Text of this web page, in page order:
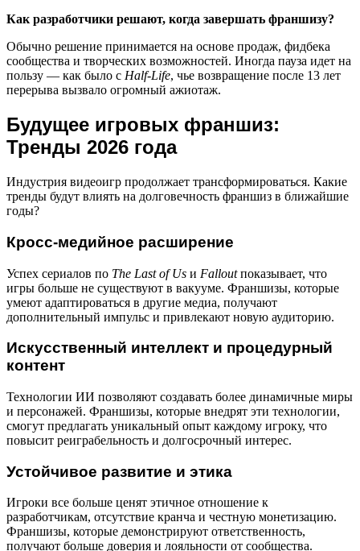
Как разработчики решают, когда завершать франшизу?
Обычно решение принимается на основе продаж, фидбека
сообщества и творческих возможностей. Иногда пауза идет на
пользу — как было с Half-Life, чье возвращение после 13 лет
перерыва вызвало огромный ажиотаж.
Будущее игровых франшиз:
Тренды 2026 года
Индустрия видеоигр продолжает трансформироваться. Какие
тренды будут влиять на долговечность франшиз в ближайшие
годы?
Кросс-медийное расширение
Успех сериалов по The Last of Us и Falloutпоказывает, что
игры больше не существуют в вакууме. Франшизы, которые
умеют адаптироваться в другие медиа, получают
дополнительный импульс и привлекают новую аудиторию.
Искусственный интеллект и процедурный
контент
Технологии ИИ позволяют создавать более динамичные миры
и персонажей. Франшизы, которые внедрят эти технологии,
смогут предлагать уникальный опыт каждому игроку, что
повысит реиграбельность и долгосрочный интерес.
Устойчивое развитие и этика
Игроки все больше ценят этичное отношение к
разработчикам, отсутствие кранча и честную монетизацию.
Франшизы, которые демонстрируют ответственность,
получают больше доверия и лояльности от сообщества.